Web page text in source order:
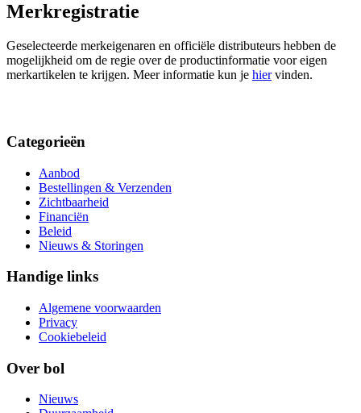
Merkregistratie
Geselecteerde merkeigenaren en officiële distributeurs hebben de
mogelijkheid om de regie over de productinformatie voor eigen
merkartikelen te krijgen. Meer informatie kun je hiervinden.
Categorieën
Aanbod
Bestellingen & Verzenden
Zichtbaarheid
Financiën
Beleid
Nieuws & Storingen
Handige links
Algemene voorwaarden
Privacy
Cookiebeleid
Over bol
Nieuws